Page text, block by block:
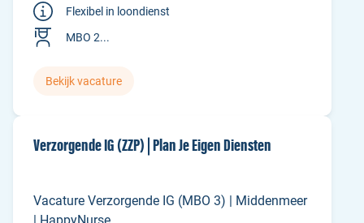
Flexibel in loondienst
MBO 2...
Bekijk vacature
Verzorgende IG (ZZP) | Plan Je Eigen Diensten
Vacature Verzorgende IG (MBO 3) | Middenmeer